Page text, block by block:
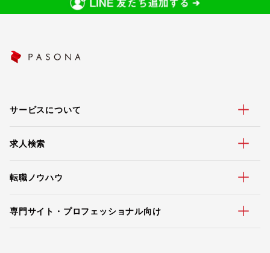
サービスについて
求人検索
転職ノウハウ
専門サイト・プロフェッショナル向け